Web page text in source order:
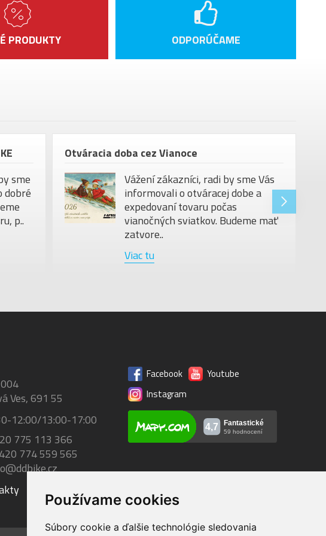
Používame cookies
Súbory cookie a ďalšie technológie sledovania
Raceface Era, Carbon, 800 mm
Satori new URSA 35 mm
Kashima 31,6mm
bez pedálů
130 kg
KOLIES
29"
PRODUKTY ODPORÚČAME
sme
dobré
p..
Otváracia doba cez Vianoce
Vážení zákazníci, radi by sme Vás
informovali o otváracej dobe a
expedovaní tovaru počas
vianočných sviatkov. Budeme mať
zatvore..
Viac tu
Ves, 691 55
12:00/13:00-17:00
775 113 366
774 559 565
Facebook
Youtube
Instagram